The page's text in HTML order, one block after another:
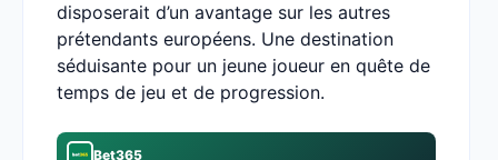
disposerait d’un avantage sur les autres
prétendants européens. Une destination
séduisante pour un jeune joueur en quête de
temps de jeu et de progression.
Bet365